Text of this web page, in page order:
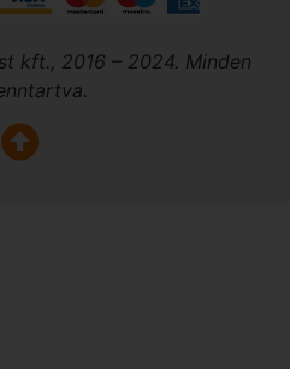
kft., 2016 – 2024. Minden